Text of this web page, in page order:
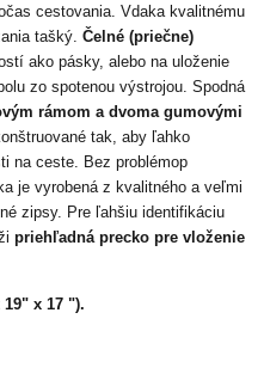
cestovania. Vdaka kvalitnému
tašký. Čelné (priečne)
ako pásky, alebo na uloženie
zo spotenou výstrojou. Spodná
rámom a dvoma gumovými
tak, aby ľahko
na ceste. Bez problémop
je vyrobená z kvalitného a veľmi
zipsy. Pre ľahšiu identifikáciu
priehľadná precko pre vloženie
x 17 ").